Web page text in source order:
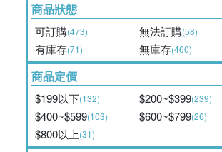
商品狀態
可訂購(473) 無法訂購(58)
有庫存(71) 無庫存(460)
商品定價
$199以下(132) $200~$399(239)
$400~$599(103) $600~$799(26)
$800以上(31)